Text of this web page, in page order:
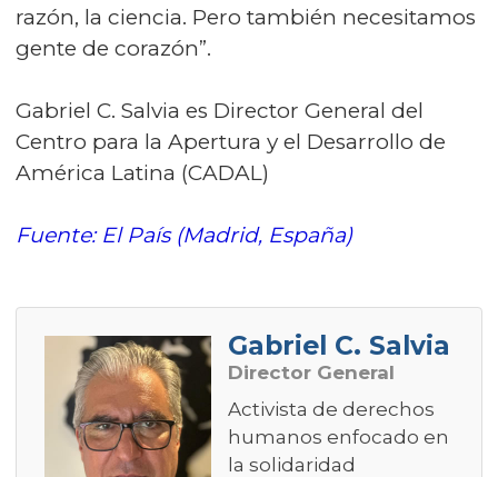
razón, la ciencia. Pero también necesitamos
gente de corazón”.
Gabriel C. Salvia es Director General del
Centro para la Apertura y el Desarrollo de
América Latina (CADAL)
Fuente: El País (Madrid, España)
Gabriel C. Salvia
Director General
Activista de derechos
humanos enfocado en
la solidaridad